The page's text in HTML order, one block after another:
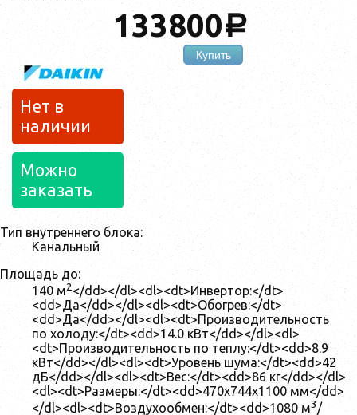
133800a
Купить
Нет в
наличии
Можно
заказать
Тип внутреннего блока:
Канальный
Площадь до:
140 м2</dd></dl><dl><dt>Инвертор:</dt>
<dd>Да</dd></dl><dl><dt>Обогрев:</dt>
<dd>Да</dd></dl><dl><dt>Производительность
по холоду:</dt><dd>14.0 кВт</dd></dl><dl>
<dt>Производительность по теплу:</dt><dd>8.9
кВт</dd></dl><dl><dt>Уровень шума:</dt><dd>42
дБ</dd></dl><dl><dt>Вес:</dt><dd>86 кг</dd></dl>
<dl><dt>Размеры:</dt><dd>470x744x1100 мм</dd>
</dl><dl><dt>Воздухообмен:</dt><dd>1080 м3/